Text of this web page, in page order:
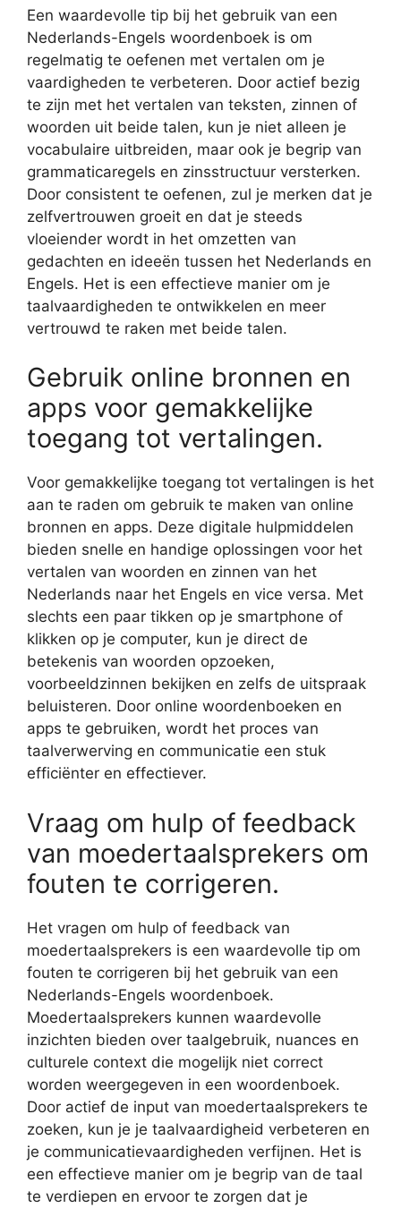
Een waardevolle tip bij het gebruik van een
Nederlands-Engels woordenboek is om
regelmatig te oefenen met vertalen om je
vaardigheden te verbeteren. Door actief bezig
te zijn met het vertalen van teksten, zinnen of
woorden uit beide talen, kun je niet alleen je
vocabulaire uitbreiden, maar ook je begrip van
grammaticaregels en zinsstructuur versterken.
Door consistent te oefenen, zul je merken dat je
zelfvertrouwen groeit en dat je steeds
vloeiender wordt in het omzetten van
gedachten en ideeën tussen het Nederlands en
Engels. Het is een effectieve manier om je
taalvaardigheden te ontwikkelen en meer
vertrouwd te raken met beide talen.
Gebruik online bronnen en
apps voor gemakkelijke
toegang tot vertalingen.
Voor gemakkelijke toegang tot vertalingen is het
aan te raden om gebruik te maken van online
bronnen en apps. Deze digitale hulpmiddelen
bieden snelle en handige oplossingen voor het
vertalen van woorden en zinnen van het
Nederlands naar het Engels en vice versa. Met
slechts een paar tikken op je smartphone of
klikken op je computer, kun je direct de
betekenis van woorden opzoeken,
voorbeeldzinnen bekijken en zelfs de uitspraak
beluisteren. Door online woordenboeken en
apps te gebruiken, wordt het proces van
taalverwerving en communicatie een stuk
efficiënter en effectiever.
Vraag om hulp of feedback
van moedertaalsprekers om
fouten te corrigeren.
Het vragen om hulp of feedback van
moedertaalsprekers is een waardevolle tip om
fouten te corrigeren bij het gebruik van een
Nederlands-Engels woordenboek.
Moedertaalsprekers kunnen waardevolle
inzichten bieden over taalgebruik, nuances en
culturele context die mogelijk niet correct
worden weergegeven in een woordenboek.
Door actief de input van moedertaalsprekers te
zoeken, kun je je taalvaardigheid verbeteren en
je communicatievaardigheden verfijnen. Het is
een effectieve manier om je begrip van de taal
te verdiepen en ervoor te zorgen dat je